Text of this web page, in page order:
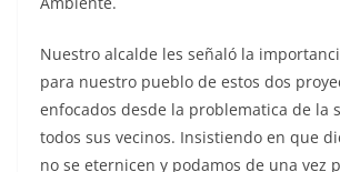
Nuestro alcalde les señaló la
para nuestro pueblo de estos dos
enfocados desde la problematica de la
todos sus vecinos. Insistiendo en que
no se eternicen y podamos de una vez